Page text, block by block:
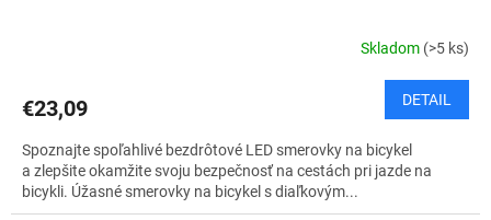
Skladom (>5 ks)
€23,09 DETAIL
Spoznajte spoľahlivé bezdrôtové LED smerovky na bicykel
a zlepšite okamžite svoju bezpečnosť na cestách pri jazde na
bicykli. Úžasné smerovky na bicykel s diaľkovým...